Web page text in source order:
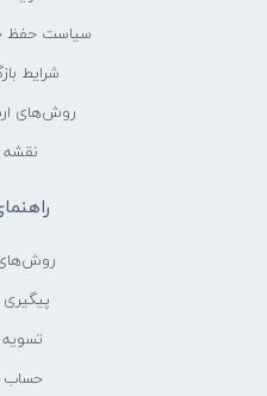
سیاست حفظ
شرایط
روش‌های
حساب